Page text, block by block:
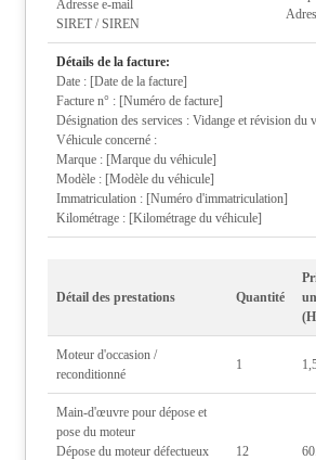
Adresse e-mail
SIRET / SIREN
Détails de la facture:
Date : [Date de la facture]
Facture n° : [Numéro de facture]
Désignation des services : Vidange et révision du
Véhicule concerné :
Marque : [Marque du véhicule]
Modèle : [Modèle du véhicule]
Immatriculation : [Numéro d'immatriculation]
Kilométrage : [Kilométrage du véhicule]
Détail des prestations Quantité
Moteur d'occasion /
reconditionné
1
Main-d'œuvre pour dépose et
pose du moteur
Dépose du moteur défectueux
12